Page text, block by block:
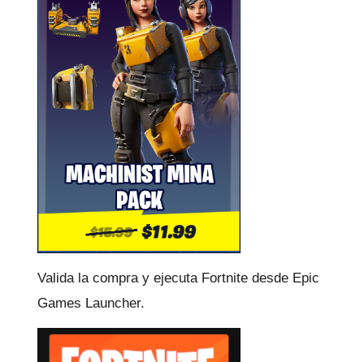
Valida la compra y ejecuta Fortnite desde Epic
Games Launcher.